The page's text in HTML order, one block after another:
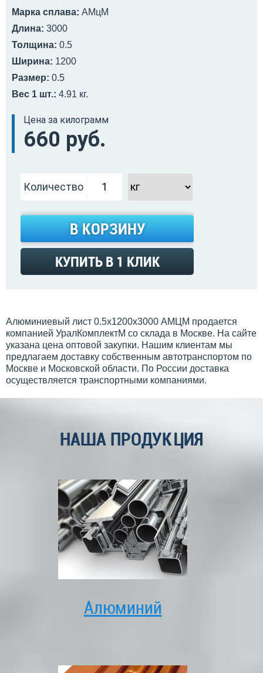
Марка сплава: АМцМ
Длина: 3000
Толщина: 0.5
Ширина: 1200
Размер: 0.5
Вес 1 шт.: 4.91 кг.
Цена за килограмм
660 руб.
Количество
В КОРЗИНУ
КУПИТЬ В 1 КЛИК
Алюминиевый лист 0.5х1200х3000 АМЦМ продается
компанией УралКомплектМ со склада в Москве. На сайте
указана цена оптовой закупки. Нашим клиентам мы
предлагаем доставку собственным автотранспортом по
Москве и Московской области. По России доставка
осуществляется транспортными компаниями.
НАША ПРОДУКЦИЯ
Алюминий